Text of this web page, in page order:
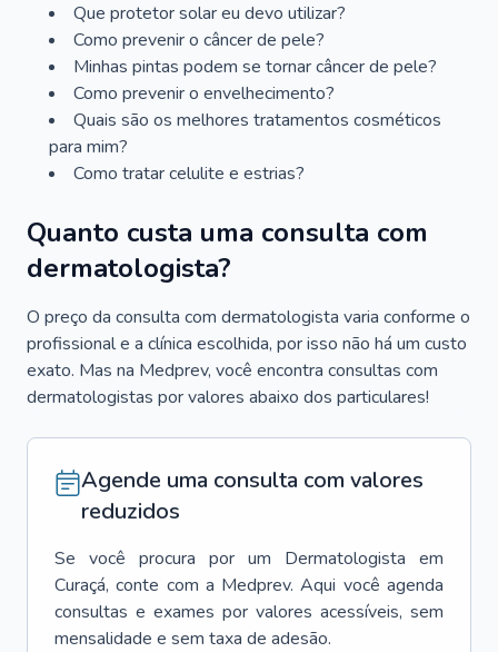
Que protetor solar eu devo utilizar?
Como prevenir o câncer de pele?
Minhas pintas podem se tornar câncer de pele?
Como prevenir o envelhecimento?
Quais são os melhores tratamentos cosméticos
para mim?
Como tratar celulite e estrias?
Quanto custa uma consulta com
dermatologista?
O preço da consulta com dermatologista varia conforme o
profissional e a clínica escolhida, por isso não há um custo
exato. Mas na Medprev, você encontra consultas com
dermatologistas por valores abaixo dos particulares!
Agende uma consulta com valores
reduzidos
Se você procura por um Dermatologista em
Curaçá, conte com a Medprev. Aqui você agenda
consultas e exames por valores acessíveis, sem
mensalidade e sem taxa de adesão.